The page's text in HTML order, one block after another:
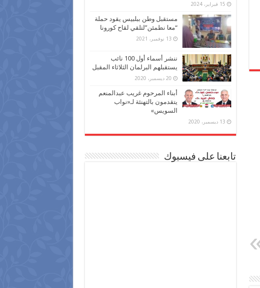
15 فبراير، 2024
مستقبل وطن ببلبيس يقود حملة
“معا نطمئن”لتلقي لقاح كورونا
13 نوفمبر، 2021
ننشر أسماء أول 100 نائب
يستقبلهم البرلمان الثلاثاء المقبل
20 ديسمبر، 2020
أبناء المرحوم غريب عبدالمنعم
يتقدمون بالتهنئة لـ«نواب
السويس»
13 ديسمبر، 2020
تابعنا على فيسبوك